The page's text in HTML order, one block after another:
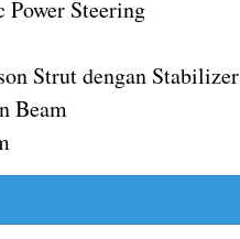
Steering
Strut dengan Stabilizer
Beam